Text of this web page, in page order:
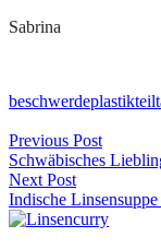
Sabrina
beschwerdeplastikteil
Previous Post
Schwäbisches
Next Post
Indische